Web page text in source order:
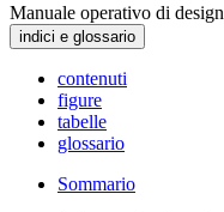
Manuale operativo di design
indici e glossario
contenuti
figure
tabelle
glossario
Sommario